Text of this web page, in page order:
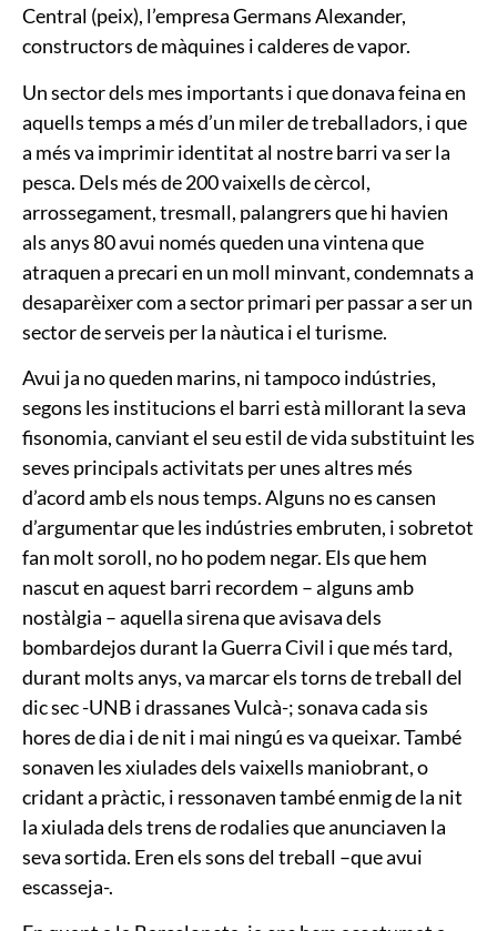
Central (peix), l’empresa Germans Alexander,
constructors de màquines i calderes de vapor.
Un sector dels mes importants i que donava feina en
aquells temps a més d’un miler de treballadors, i que
a més va imprimir identitat al nostre barri va ser la
pesca. Dels més de 200 vaixells de cèrcol,
arrossegament, tresmall, palangrers que hi havien
als anys 80 avui només queden una vintena que
atraquen a precari en un moll minvant, condemnats a
desaparèixer com a sector primari per passar a ser un
sector de serveis per la nàutica i el turisme.
Avui ja no queden marins, ni tampoco indústries,
segons les institucions el barri està millorant la seva
fisonomia, canviant el seu estil de vida substituint les
seves principals activitats per unes altres més
d’acord amb els nous temps. Alguns no es cansen
d’argumentar que les indústries embruten, i sobretot
fan molt soroll, no ho podem negar. Els que hem
nascut en aquest barri recordem – alguns amb
nostàlgia – aquella sirena que avisava dels
bombardejos durant la Guerra Civil i que més tard,
durant molts anys, va marcar els torns de treball del
dic sec -UNB i drassanes Vulcà-; sonava cada sis
hores de dia i de nit i mai ningú es va queixar. També
sonaven les xiulades dels vaixells maniobrant, o
cridant a pràctic, i ressonaven també enmig de la nit
la xiulada dels trens de rodalies que anunciaven la
seva sortida. Eren els sons del treball –que avui
escasseja-.